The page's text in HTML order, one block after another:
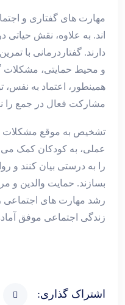
مهارت‌ های گفتاری و
اند. به علاوه، نقش
دارند. گفتاردرمانی با
و محیط حمایتی، مشکلات
همینطور، اعتماد به ‌نفس،
مشارکت فعال در جمع را
تشخیص به موقع مشکلات
عملی، به کودکان کمک می‌
را به درستی بیان کنند و
بسازند. حمایت والدین و
رشد مهارت ‌های اجتماعی
زندگی اجتماعی موفق
اشتراک گذاری: